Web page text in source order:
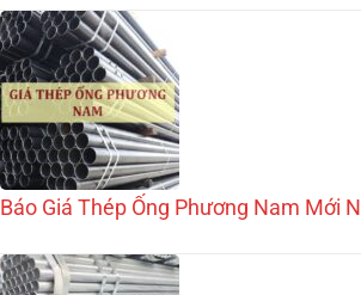
Báo Giá Thép Ống Phương Nam Mới